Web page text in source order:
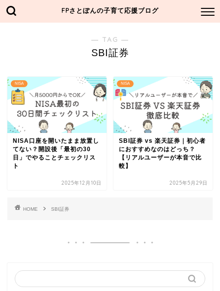
FPさとぽんの子育て応援ブログ
― TAG ―
SBI証券
NISA
NISA口座を開いたまま放置し
てない？開設後「最初の30
日」でやることチェックリス
ト
2025年12月10日
NISA
SBI証券 vs 楽天証券｜初心者
におすすめなのはどっち？
【リアルユーザーが本音で比
較】
2025年5月29日
HOME SBI証券